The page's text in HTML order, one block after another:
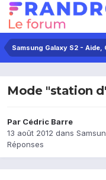
Samsung Galaxy S2 -
Mode "station
Par Cédric Barre
13 août 2012 dans
Réponses